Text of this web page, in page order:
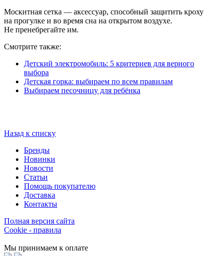
Москитная сетка — аксессуар, способный защитить кроху
на прогулке и во время сна на открытом воздухе.
Не пренебрегайте им.
Смотрите также:
Детский электромобиль: 5 критериев для верного
выбора
Детская горка: выбираем по всем правилам
Выбираем песочницу для ребёнка
Назад к списку
Бренды
Новинки
Новости
Статьи
Помощь покупателю
Доставка
Контакты
Полная версия сайта
Cookie - правила
Мы принимаем к оплате